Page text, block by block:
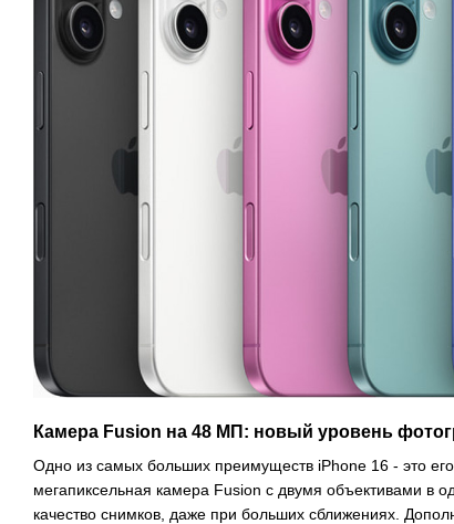
Камера Fusion на 48 МП: новый уровень
Одно из самых больших преимуществ iPhone 16 - это
мегапиксельная камера Fusion с двумя объективами в
качество снимков, даже при больших сближениях.